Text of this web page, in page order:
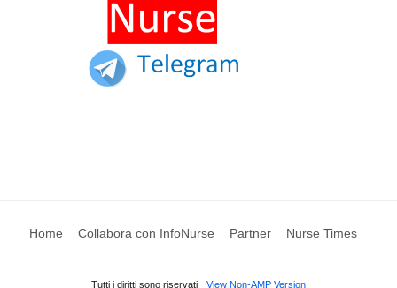
Home Collabora con InfoNurse Partner Nurse Times
Tutti i diritti sono riservati View Non-AMP Version